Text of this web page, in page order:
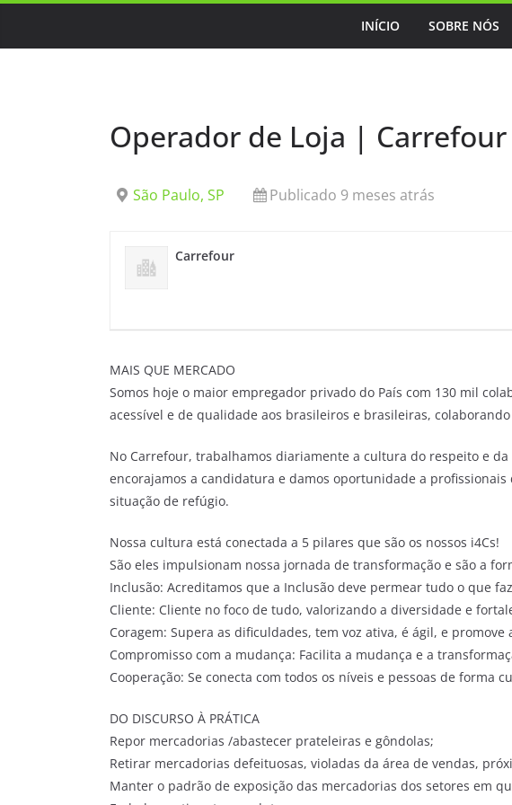
INÍCIO SOBRE NÓS
Operador de Loja | Carrefour
São Paulo, SP Publicado 9 meses atrás
Carrefour
MAIS QUE MERCADO
Somos hoje o maior empregador privado do País com 130 mil
acessível e de qualidade aos brasileiros e brasileiras,
No Carrefour, trabalhamos diariamente a cultura do respeito e
encorajamos a candidatura e damos oportunidade a profissionais
situação de refúgio.
Nossa cultura está conectada a 5 pilares que são os nossos i4Cs!
São eles impulsionam nossa jornada de transformação e são a
Inclusão: Acreditamos que a Inclusão deve permear tudo o que
Cliente: Cliente no foco de tudo, valorizando a diversidade e
Coragem: Supera as dificuldades, tem voz ativa, é ágil, e promove
Compromisso com a mudança: Facilita a mudança e a
Cooperação: Se conecta com todos os níveis e pessoas de forma
DO DISCURSO À PRÁTICA
Repor mercadorias /abastecer prateleiras e gôndolas;
Retirar mercadorias defeituosas, violadas da área de vendas,
Manter o padrão de exposição das mercadorias dos setores em